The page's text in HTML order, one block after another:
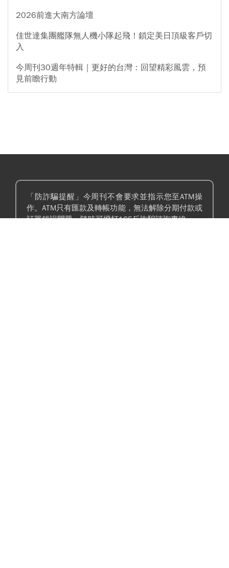
2026前進大南方論壇
佳世達集團艦隊無人機小隊起飛！鎖定美日頂級客戶切
入
今周刊30週年特輯｜更好的台灣：回望精彩風雲，預
見前瞻行動
「防詐騙提醒」今周刊不會要求並指示您至ATM操
作。ATM只有匯款及轉帳功能，無法解除分期付款或
訂單錯誤問題。隨時可撥打165反詐騙諮詢專線。